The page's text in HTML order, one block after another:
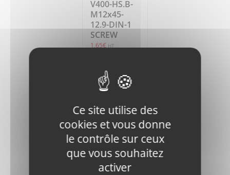
V400-HS.B-
M12x45-
12.9-DIN-1
SCREW
1,65€ HT
Ajouter
au
Détails
Ce site utilise des
cookies et vous donne
le contrôle sur ceux
que vous souhaitez
activer